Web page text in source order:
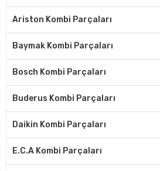
Ariston Kombi Parçaları
Baymak Kombi Parçaları
Bosch Kombi Parçaları
Buderus Kombi Parçaları
Daikin Kombi Parçaları
E.C.A Kombi Parçaları